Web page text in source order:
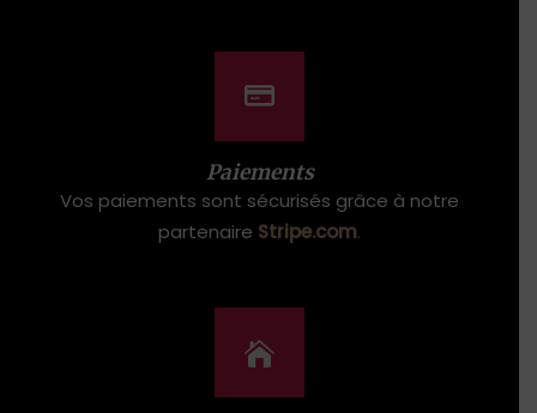
Paiements
Vos paiements sont sécurisés grâce à notre
partenaire Stripe.com.